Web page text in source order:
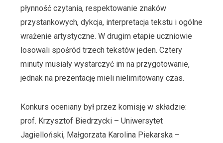
płynność czytania, respektowanie znaków
przystankowych, dykcja, interpretacja tekstu i ogólne
wrażenie artystyczne. W drugim etapie uczniowie
losowali spośród trzech tekstów jeden. Cztery
minuty musiały wystarczyć im na przygotowanie,
jednak na prezentację mieli nielimitowany czas.
Konkurs oceniany był przez komisję w składzie:
prof. Krzysztof Biedrzycki – Uniwersytet
Jagielloński, Małgorzata Karolina Piekarska –